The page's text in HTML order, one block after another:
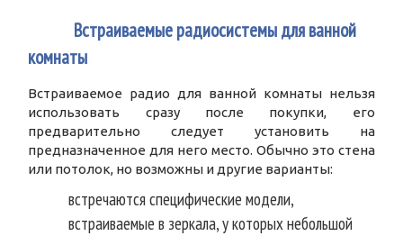
Встраиваемые радиосистемы для ванной
комнаты
Встраиваемое радио для ванной комнаты нельзя
использовать сразу после покупки, его
предварительно следует установить на
предназначенное для него место. Обычно это стена
или потолок, но возможны и другие варианты:
встречаются специфические модели,
встраиваемые в зеркала, у которых небольшой